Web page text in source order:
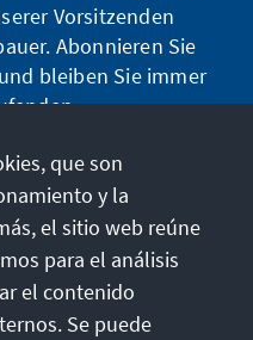
Vorsitzenden
Abonnieren Sie
bleiben Sie immer
que son
y la
el sitio web reúne
para el análisis
el contenido
Se puede